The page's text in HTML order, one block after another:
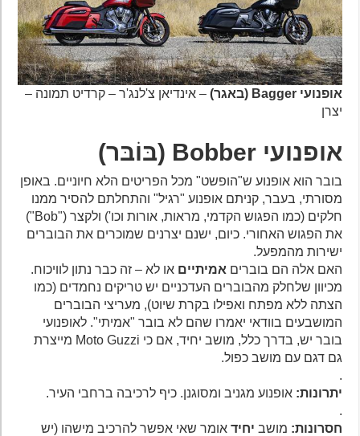
אופנועי Bagger (באגר)
– אינדיאן צ'לנג'ר – קרדיט תמונה –
יצרן
אופנועי Bobber (בּוֹבּר)
בובר הוא אופנוע ש"הופשט" מכל הפריטים הלא חיוניים. באופן
מסורתי, בעבר, קניתם אופנוע "רגיל" והתחלתם להסיר ממנו
חלקים (כמו הפגוש הקדמי, מראות, אורות וכו') ולקצר ("Bob")
את הפגוש האחורי. כיום, ישנם יצרנים שמוכרים את הבוברים
ישירות מהמפעל.
האם אלה הם בובריםאמיתייםאו לא – זה כבר נתון לוויכוח.
מכיוון שלחלק מהבוברים העדכניים יש טריקים נחמדים (כמו
הצתה ללא מפתח ואפילו בקרת שיוט), מעריצי הבוברים
המושבעים בוודאי יאמרו שהם לא בובר "אמיתי". לאופנועי
בובר יש, בדרך כלל, מושב יחיד, אם כי Moto Guzzi מייצרת
גם דגם עם מושב כפול.
יתרונות:אופנוע מגניב ומסוגנן. כיף לרכיבה ברחבי העיר.
חסרונות:מושביחידאומר שאי אפשר להרכיב מישהו (יש